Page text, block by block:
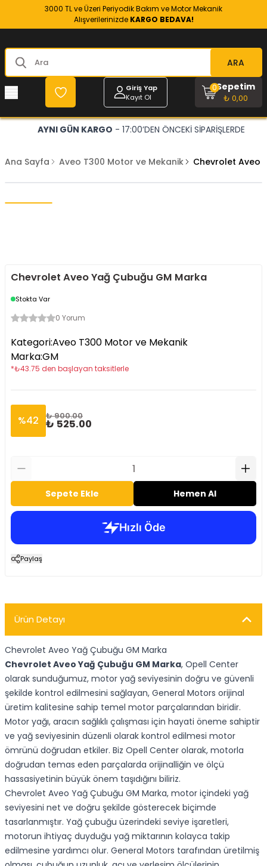
3000 TL ve Üzeri Periyodik Bakım ve Motor Mekanik
Alışverilerinizde KARGO BEDAVA!
ARA
Giriş Yap
Kayıt Ol
Sepetim
₺ 0,00
0
AYNI GÜN KARGO - 17:00’DEN ÖNCEKİ SİPARİŞLERDE
Ana Sayfa Aveo T300 Motor ve Mekanik Chevrolet Aveo
Chevrolet Aveo Yağ Çubuğu GM Marka
Stokta Var
0 Yorum
Kategori:Aveo T300 Motor ve Mekanik
Marka:GM
*₺43.75 den başlayan taksitlerle
%42 ₺ 900.00
₺ 525.00
Sepete Ekle Hemen Al
Paylaş
Ürün Detayı
Chevrolet Aveo Yağ Çubuğu GM Marka
Chevrolet Aveo Yağ Çubuğu GM Marka, Opell Center
olarak sunduğumuz, motor yağ seviyesinin doğru ve güvenli
şekilde kontrol edilmesini sağlayan, General Motors orijinal
üretim kalitesine sahip temel motor parçalarından biridir.
Motor yağı, aracın sağlıklı çalışması için hayati öneme sahiptir
ve yağ seviyesinin düzenli olarak kontrol edilmesi motor
ömrünü doğrudan etkiler. Biz Opell Center olarak, motorla
doğrudan temas eden parçalarda orijinalliğin ve ölçü
hassasiyetinin büyük önem taşıdığını biliriz.
Chevrolet Aveo Yağ Çubuğu GM Marka, motor içindeki yağ
seviyesini net ve doğru şekilde gösterecek biçimde
tasarlanmıştır. Yağ çubuğu üzerindeki seviye işaretleri,
motorun ihtiyaç duyduğu yağ miktarının kolayca takip
edilmesine yardımcı olur. General Motors tarafından üretilmiş